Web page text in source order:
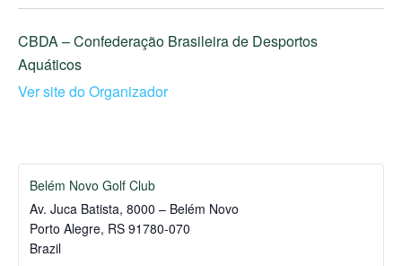
CBDA – Confederação Brasileira de Desportos
Aquáticos
Ver site do Organizador
Belém Novo Golf Club
Av. Juca Batista, 8000 – Belém Novo
Porto Alegre, RS 91780-070
Brazil